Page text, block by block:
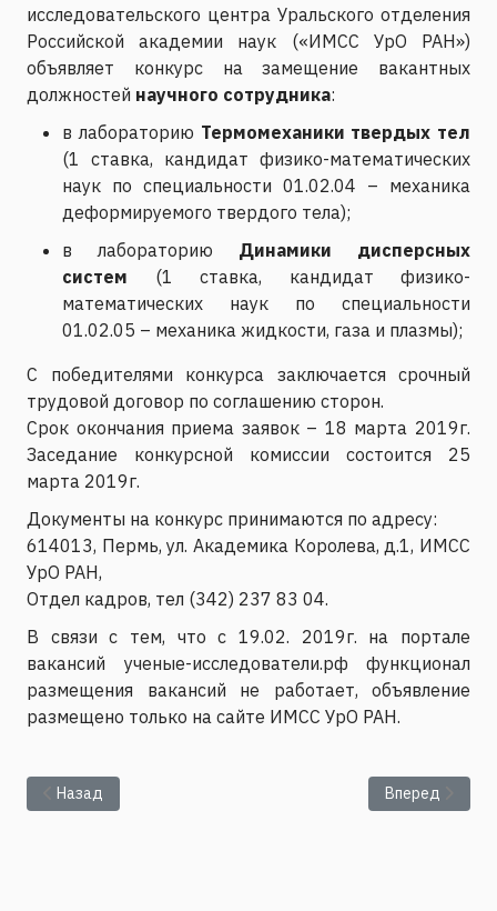
исследовательского центра Уральского отделения
Российской академии наук («ИМСС УрО РАН»)
объявляет конкурс на замещение вакантных
должностей научного сотрудника:
в лабораторию Термомеханики твердых тел
(1 ставка, кандидат физико-математических
наук по специальности 01.02.04 – механика
деформируемого твердого тела);
в лабораторию Динамики дисперсных
систем (1 ставка, кандидат физико-
математических наук по специальности
01.02.05 – механика жидкости, газа и плазмы);
C победителями конкурса заключается срочный
трудовой договор по соглашению сторон.
Срок окончания приема заявок – 18 марта 2019г.
Заседание конкурсной комиссии состоится 25
марта 2019г.
Документы на конкурс принимаются по адресу:
614013, Пермь, ул. Академика Королева, д.1, ИМСС
УрО РАН,
Отдел кадров, тел (342) 237 83 04.
В связи с тем, что с 19.02. 2019г. на портале
вакансий ученые-исследователи.рф функционал
размещения вакансий не работает, объявление
размещено только на сайте ИМСС УрО РАН.
Предыдущий: ИМСС УрО РАН объявляет конкурс на
Назад Следующий:
Вперед